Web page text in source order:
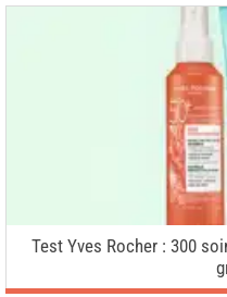
Test Yves Rocher : 300